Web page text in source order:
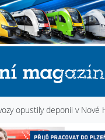
opustily deponii v Nové